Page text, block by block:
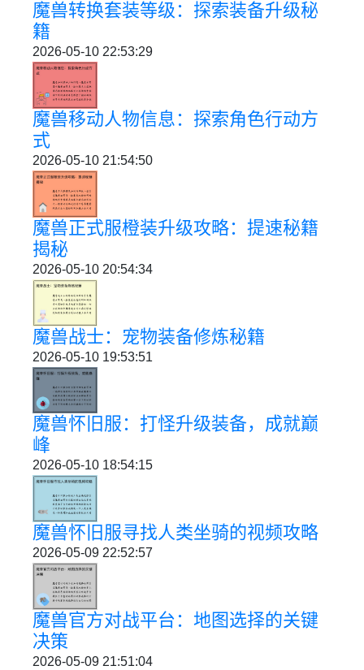
魔兽转换套装等级：探索装备升级秘
籍
2026-05-10 22:53:29
魔兽移动人物信息：探索角色行动方
式
2026-05-10 21:54:50
魔兽正式服橙装升级攻略：提速秘籍
揭秘
2026-05-10 20:54:34
魔兽战士：宠物装备修炼秘籍
2026-05-10 19:53:51
魔兽怀旧服：打怪升级装备，成就巅
峰
2026-05-10 18:54:15
魔兽怀旧服寻找人类坐骑的视频攻略
2026-05-09 22:52:57
魔兽官方对战平台：地图选择的关键
决策
2026-05-09 21:51:04